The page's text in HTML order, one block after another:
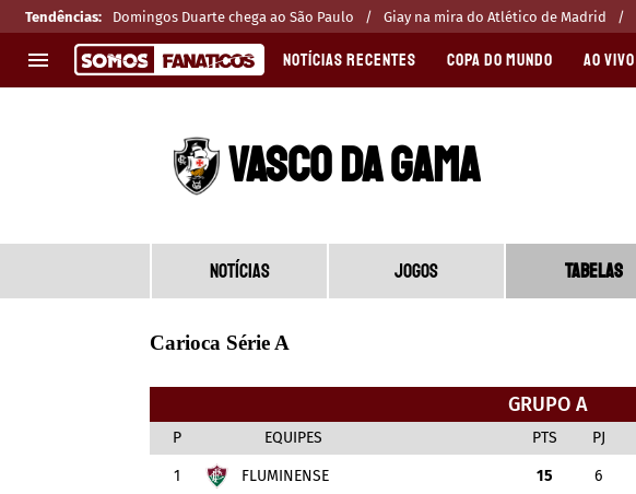
Tendências: Domingos Duarte chega ao São Paulo Giay na mira do Atlético de Madrid
NOTÍCIAS RECENTES COPA DO MUNDO AO VIVO
CHAMPIONS LEAGUE
SERIE A
Melhores sites de apostas 2025
CÓDIGOS e OFERTAS
APPS
RANKINGS
VASCO DA GAMA
NOTÍCIAS JOGOS TABELAS
Carioca Série A
GRUPO A
P EQUIPES PTS PJ
1 FLUMINENSE 15 6